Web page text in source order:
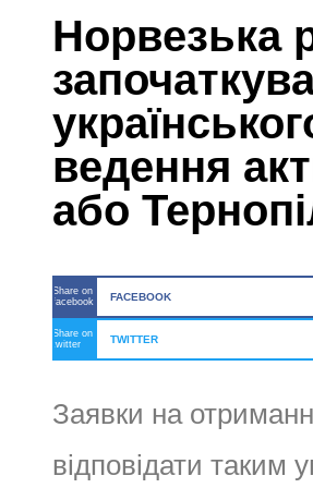
Норвезька
ведення
або
Share on
facebook
FACEBOOK
Share on
twitter
TWITTER
Заявки на
відповідати таким